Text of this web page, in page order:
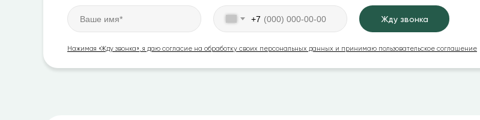
+7 Жду звонка
Нажимая «Жду звонка», я даю согласие на обработку своих персональных данных и принимаю пользовательское соглашение